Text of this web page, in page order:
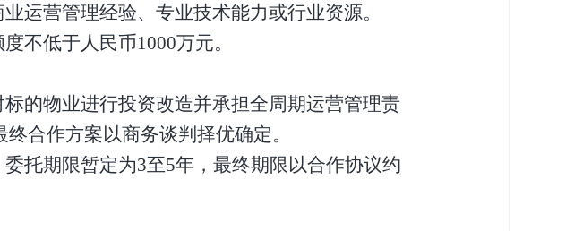
运营管理经验、专业技术能力或行业资源。
不低于人民币1000万元。
标的物业进行投资改造并承担全周期运营管理责
合作方案以商务谈判择优确定。
托期限暂定为3至5年， 最终期限以合作协议约